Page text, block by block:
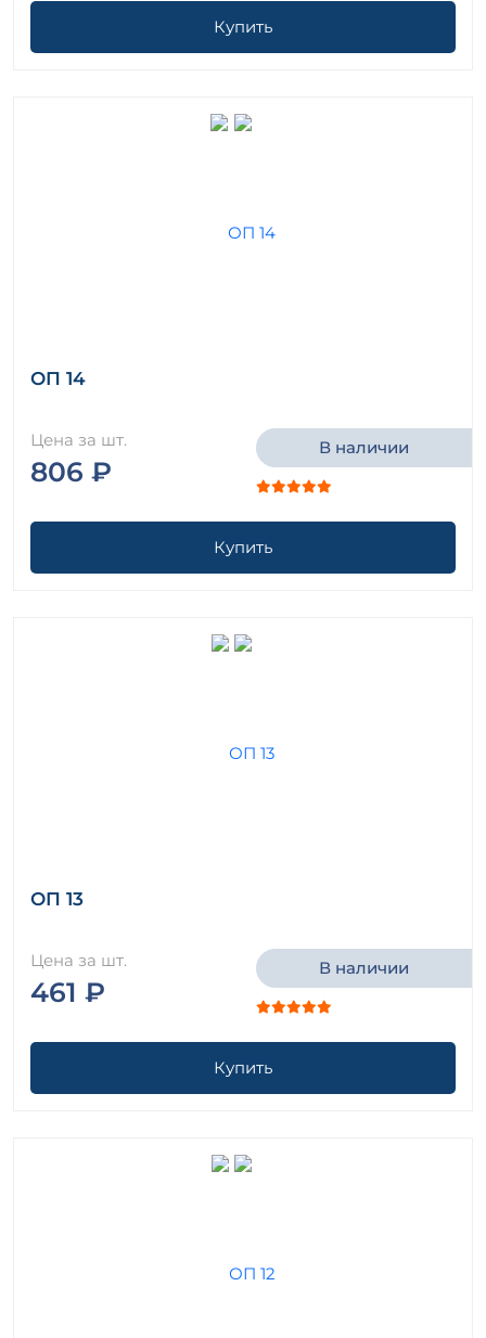
Купить
ОП 14
Цена за шт.
806 ₽
В наличии
Купить
ОП 13
Цена за шт.
461 ₽
В наличии
Купить